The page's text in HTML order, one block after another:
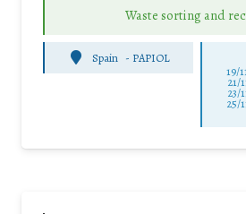
Waste sorting and
Spain - PAPIOL
19/
21/
23/
25/